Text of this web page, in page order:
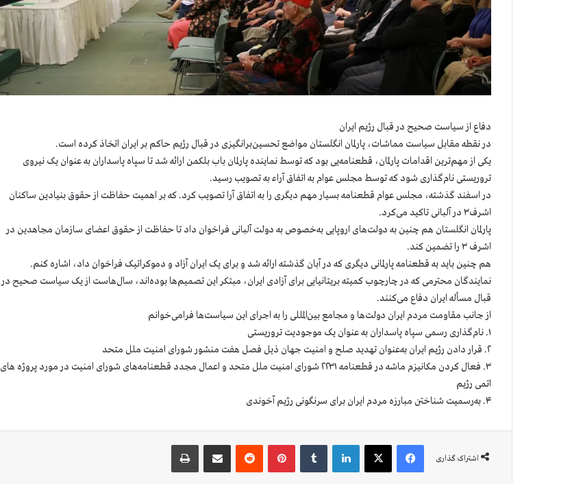
دفاع از سیاست صحیح در قبال رژیم ایران
در نقطه مقابل سیاست مماشات، پارلمان انگلستان مواضع تحسین‌برانگیزی در قبال رژیم حاکم بر ایران اتخاذ کرده است.
یکی از مهم‌ترین اقدامات پارلمان، قطعنامه‌یی بود که توسط نماینده پارلمان باب بلکمن ارائه شد تا سپاه پاسداران به عنوان یک نیروی
تروریستی نام‌گذاری شود که توسط مجلس عوام به اتفاق آراء به تصویب رسید.
در اسفند گذشته، مجلس عوام قطعنامه بسیار مهم دیگری را به اتفاق آرا تصویب كرد. که بر اهمیت حفاظت از حقوق بنیادین ساکنان
اشرف۳ در آلبانی تاکید می‌کرد.
پارلمان انگلستان هم چنین به دولت‌های اروپایی به‌خصوص به دولت آلبانی فراخوان داد تا حفاظت از حقوق اعضای سازمان مجاهدین در
اشرف ۳ را تضمین کند.
هم چنین باید به قطعنامه پارلمانی دیگری که در آبان گذشته ارائه شد و برای یک ایران آزاد و دموکراتیک فراخوان داد، اشاره کنم.
نمایندگان محترمی که در چارچوب کمیته بریتانیایی برای آزادی ایران، مبتکر این تصمیم‌ها بوده‌اند، سال‌هاست از یک سیاست صحیح در
قبال مسأله ایران دفاع می‌کنند.
از جانب مقاومت مردم ایران دولت‌ها و مجامع بین‌المللی را به اجرای این سیاست‌ها فرامی‌خوانم
۱. نام‌گذاری رسمی سپاه پاسداران به عنوان یک موجودیت تروریستی
۲. قرار دادن رژیم ایران به‌عنوان تهدید صلح و امنیت جهان ذیل فصل هفت منشور شورای امنیت ملل متحد
۳. فعال کردن مکانیزم ماشه در قطعنامه ۲۲۳۱ شورای امنیت ملل متحد و اعمال مجدد قطعنامه‌های شورای امنیت در مورد پروژه های
اتمی رژیم
۴. به‌رسمیت شناختن مبارزه‌ مردم ایران برای سرنگونی رژیم آخوندی
اشتراک گذاری
فیس بوک X ‫پین‌ترست ‫رددیت